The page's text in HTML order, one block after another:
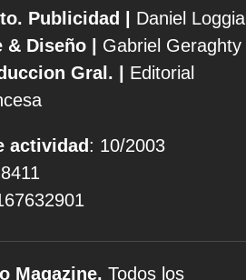
Publicidad |
Daniel Loggia
& Diseño | Gabriel Geraghty
Gral. |
Editorial
actividad : 10/2003
8411
Magazine. Todos los